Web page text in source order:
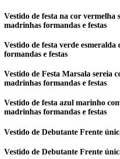
Vestido de festa na cor vermelha
madrinhas formandas e festas
Vestido de festa verde
formandas e festas
Vestido de Festa Marsala sereia
madrinhas formandas e festas
Vestido de festa azul marinho
madrinhas formandas e festas
Vestido de Debutante Frente
Vestido de Debutante Frente